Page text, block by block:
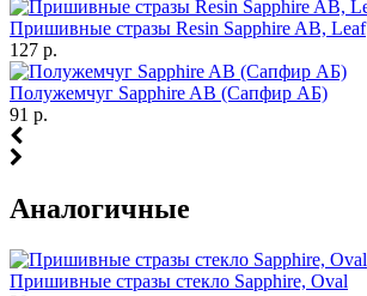
Пришивные стразы Resin Sapphire AB, Leaf
127 р.
Полужемчуг Sapphire AB (Сапфир АБ)
91 р.
Аналогичные
Пришивные стразы стекло Sapphire, Oval